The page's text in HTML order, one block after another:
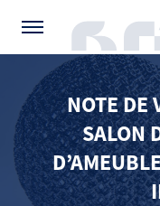
NOTE DE
SALON